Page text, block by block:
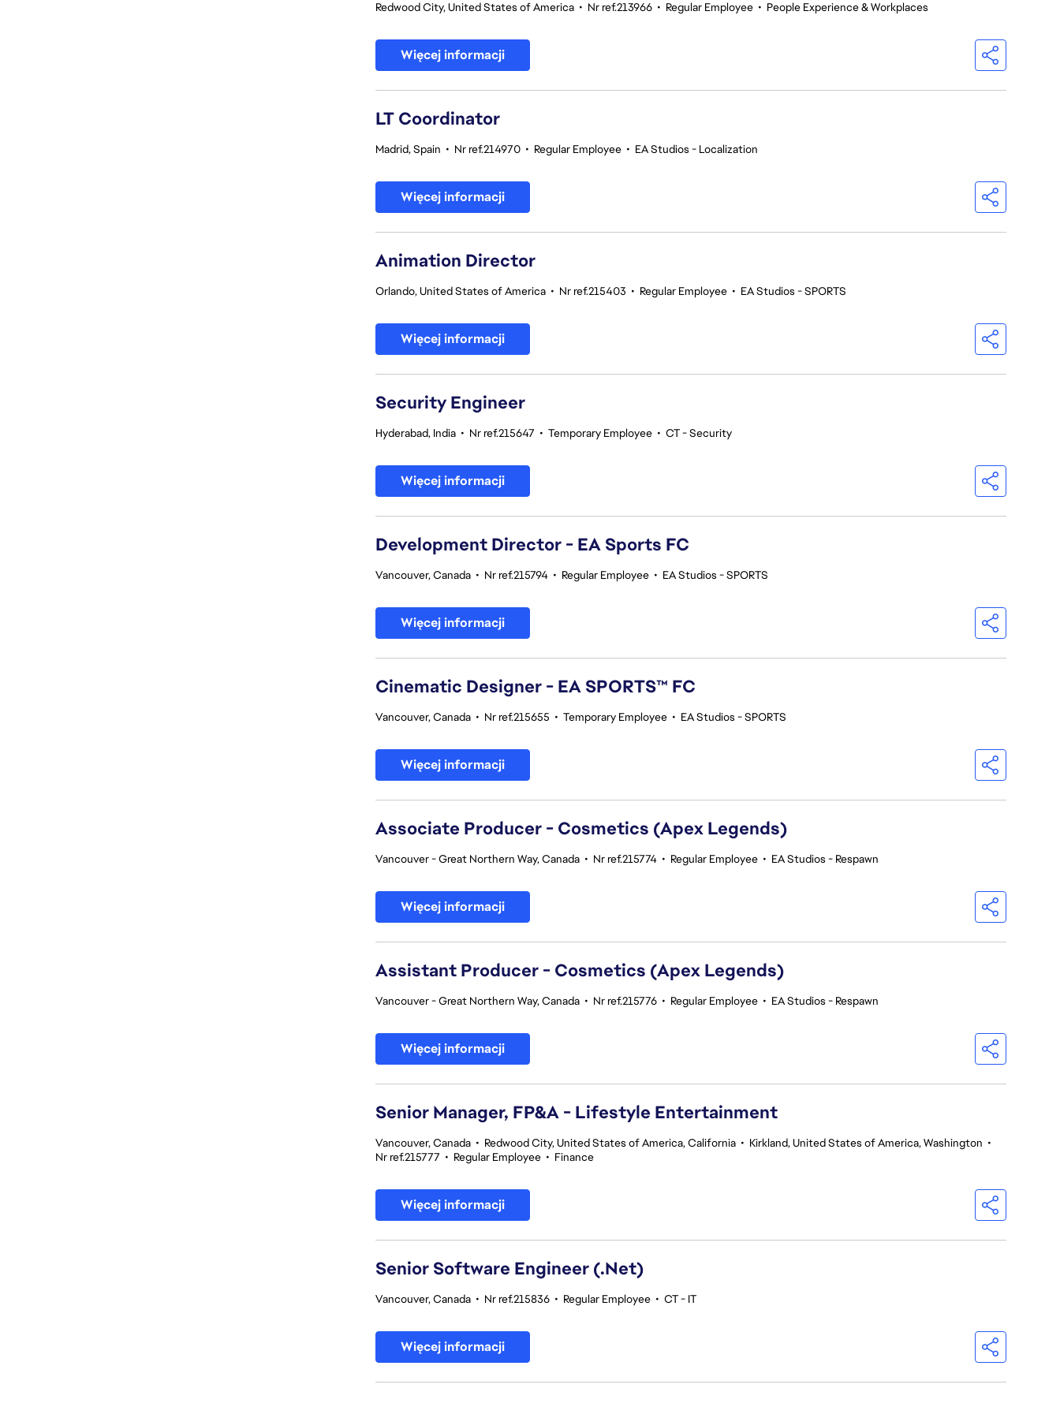
Redwood City, United States of America • Nr ref.213966 • Regular Employee • People Experience & Workplaces
Więcej informacji
LT Coordinator
Madrid, Spain • Nr ref.214970 • Regular Employee • EA Studios - Localization
Więcej informacji
Animation Director
Orlando, United States of America • Nr ref.215403 • Regular Employee • EA Studios - SPORTS
Więcej informacji
Security Engineer
Hyderabad, India • Nr ref.215647 • Temporary Employee • CT - Security
Więcej informacji
Development Director - EA Sports FC
Vancouver, Canada • Nr ref.215794 • Regular Employee • EA Studios - SPORTS
Więcej informacji
Cinematic Designer - EA SPORTS™ FC
Vancouver, Canada • Nr ref.215655 • Temporary Employee • EA Studios - SPORTS
Więcej informacji
Associate Producer - Cosmetics (Apex Legends)
Vancouver - Great Northern Way, Canada • Nr ref.215774 • Regular Employee • EA Studios - Respawn
Więcej informacji
Assistant Producer - Cosmetics (Apex Legends)
Vancouver - Great Northern Way, Canada • Nr ref.215776 • Regular Employee • EA Studios - Respawn
Więcej informacji
Senior Manager, FP&A - Lifestyle Entertainment
Vancouver, Canada • Redwood City, United States of America, California • Kirkland, United States of America, Washington •
Nr ref.215777 • Regular Employee • Finance
Więcej informacji
Senior Software Engineer (.Net)
Vancouver, Canada • Nr ref.215836 • Regular Employee • CT - IT
Więcej informacji